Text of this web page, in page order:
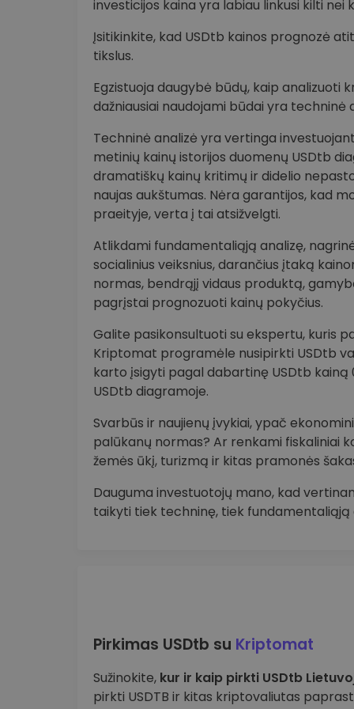
investicijos kaina yra labiau linkusi kilti nei
Įsitikinkite, kad USDtb kainos prognozė
tikslus.
Egzistuoja daugybė būdų, kaip
dažniausiai naudojami būdai yra techninė
Techninė analizė yra vertinga
metinių kainų istorijos duomenų USDtb
dramatiškų kainų kritimų ir didelio
naujas aukštumas. Nėra garantijos, kad
praeityje, verta į tai atsižvelgti.
Atlikdami fundamentaliąją analizę,
socialinius veiksnius, darančius įtaką
normas, bendrąjį vidaus produktą,
pagrįstai prognozuoti kainų pokyčius.
Galite pasikonsultuoti su ekspertu, kuris
Kriptomat programėle nusipirkti USDtb
karto įsigyti pagal dabartinę USDtb
USDtb diagramoje.
Svarbūs ir naujienų įvykiai, ypač
palūkanų normas? Ar renkami fiskaliniai
žemės ūkį, turizmą ir kitas pramonės
Dauguma investuotojų mano, kad
taikyti tiek techninę, tiek fundamentaliąją
Pirkimas USDtb su Kriptomat
Sužinokite, kur ir kaip pirkti USDtb
pirkti USDTB ir kitas kriptovaliutas